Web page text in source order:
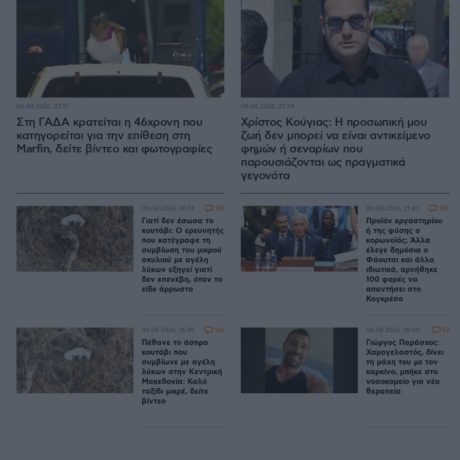
Στη ΓΑΔΑ κρατείται η 46χρονη που
κατηγορείται για την επίθεση στη
Marfin, δείτε βίντεο και φωτογραφίες
06.08.2026, 23:17
Χρίστος Κούγιας: Η προσωπική μου
ζωή δεν μπορεί να είναι αντικείμενο
φημών ή σεναρίων που
παρουσιάζονται ως πραγματικά
γεγονότα
06.08.2026, 22:24
Γιατί δεν έσωσα το
κουτάβι: Ο ερευνητής
που κατέγραφε τη
συμβίωση του μικρού
σκυλιού με αγέλη
λύκων εξηγεί γιατί
δεν επενέβη, όταν το
είδε άρρωστο
06.08.2026, 19:34 181
Προϊόν εργαστηρίου
ή της φύσης ο
κορωνοϊός; Άλλα
έλεγε δημόσια ο
Φάουτσι και άλλα
ιδιωτικά, αρνήθηκε
100 φορές να
απαντήσει στο
Κογκρέσο
06.08.2026, 21:40 158
Πέθανε το άσπρο
κουτάβι που
συμβίωνε με αγέλη
λύκων στην Κεντρική
Μακεδονία: Καλό
ταξίδι μικρέ, δείτε
βίντεο
06.08.2026, 16:39 162
Γιώργος Παράσχος:
Χαμογελαστός, δίνει
τη μάχη του με τον
καρκίνο, μπήκε στο
νοσοκομείο για νέα
θεραπεία
06.08.2026, 18:00 57